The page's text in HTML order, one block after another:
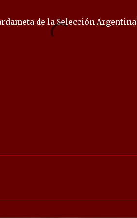
de la Selección